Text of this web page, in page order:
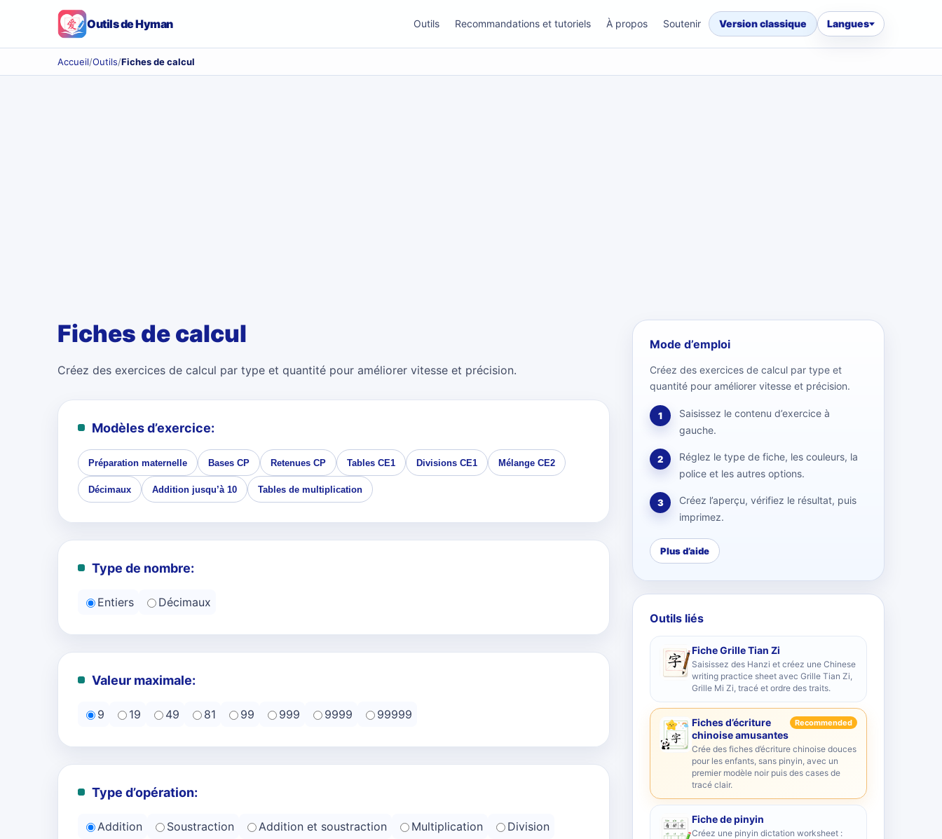
Outils de Hyman Outils Recommandations et tutoriels À propos Soutenir Version classique Langues
Accueil/Outils/Fiches de calcul
Fiches de calcul
Créez des exercices de calcul par type et quantité pour améliorer vitesse et précision.
Modèles d’exercice:
Préparation maternelle Bases CP Retenues CP Tables CE1 Divisions CE1 Mélange CE2
Décimaux Addition jusqu’à 10 Tables de multiplication
Type de nombre:
Entiers Décimaux
Valeur maximale:
9 19 49 81 99 999 9999 99999
Type d’opération:
Addition Soustraction Addition et soustraction Multiplication
Division
Mode d’emploi
Créez des exercices de calcul par type et
quantité pour améliorer vitesse et précision.
1
Saisissez le contenu d’exercice à
gauche.
2
Réglez le type de fiche, les couleurs, la
police et les autres options.
3
Créez l’aperçu, vérifiez le résultat, puis
imprimez.
Plus d’aide
Outils liés
Fiche Grille Tian Zi
Saisissez des Hanzi et créez une Chinese
writing practice sheet avec Grille Tian Zi,
Grille Mi Zi, tracé et ordre des traits.
Fiches d’écriture
chinoise amusantes
Recommended
Crée des fiches d’écriture chinoise douces
pour les enfants, sans pinyin, avec un
premier modèle noir puis des cases de
tracé clair.
Fiche de pinyin
Créez une pinyin dictation worksheet :